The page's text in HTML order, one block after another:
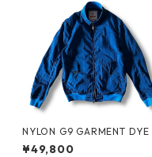
NYLON G9 GARMENT
y BARACUTA
¥49,800